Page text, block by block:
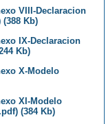
VIII-Declaracion
Kb)
IX-Declaracion
Kb)
X-Modelo
XI-Modelo
(384 Kb)